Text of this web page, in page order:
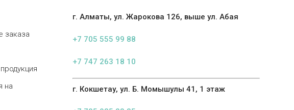
заказа
на
г. Алматы, ул. Жарокова 126, выше ул. Абая
+7 705 555 99 88
+7 747 263 18 10
г. Кокшетау, ул. Б. Момышулы 41, 1 этаж